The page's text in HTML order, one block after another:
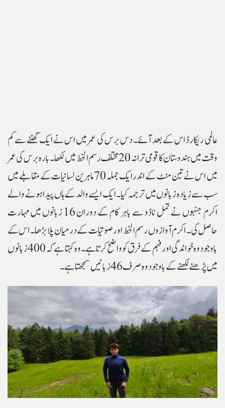
عالمی ریکارڈ اس کے بعد آئے۔ دس برس کی عمر میں اس نے ایک گھنٹے سے کم
وقت میں ہندوستان کا قومی ترانہ 20 مختلف رسم الخط میں لکھا۔ بارہ برس کی عمر
میں اس نے تین منٹ کے اندر ایک جملہ 70 ماہرین لسانیات کے مقابلے میں
سب سے زیادہ زبانوں میں ترجمہ کیا۔ایک ایسے والد کے ہاں پیدا ہونے والے
اکرم جنہوں نے تمل ناڈو سے باہر کام کے دوران 16 زبانوں میں مہارت
حاصل کی۔ اکرم آوازوں رسم الخط اور صوتیات کے درمیان پلا بڑھا۔ اس کے
باوجود وہ خواندگی اور فہم کے فرق کو واضح کرتا ہے۔ وہ کہتا ہے کہ 400 زبانوں
میں پڑھنے لکھنے کے باوجود وہ صرف 46 زبانیں سمجھتا ہے۔